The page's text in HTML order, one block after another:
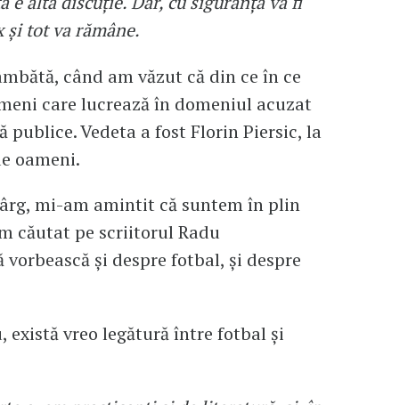
și tot va rămâne.
când am văzut că din ce în ce
care lucrează în domeniul acuzat
publice. Vedeta a fost Florin Piersic, la
oameni.
mi-am amintit că suntem în plin
căutat pe scriitorul Radu
vorbească și despre fotbal, și despre
există vreo legătură între fotbal și